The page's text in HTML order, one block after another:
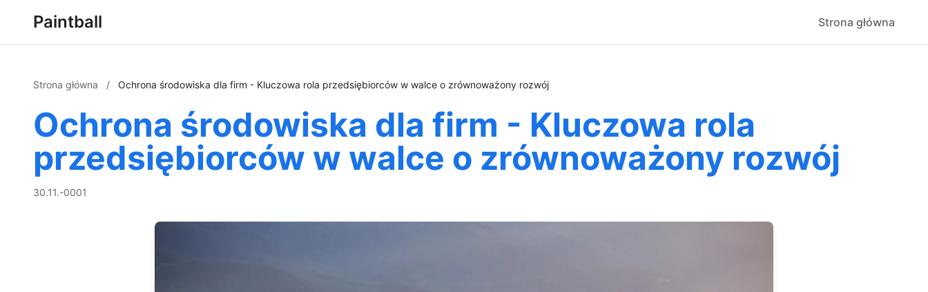
Paintball Strona główna
Strona główna / Ochrona środowiska dla firm - Kluczowa rola przedsiębiorców w walce o zrównoważony rozwój
Ochrona środowiska dla firm - Kluczowa rola
przedsiębiorców w walce o zrównoważony rozwój
30.11.-0001